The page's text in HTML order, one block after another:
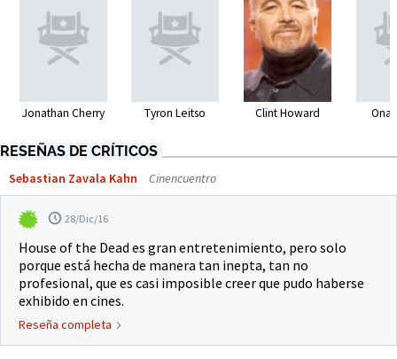
Jonathan Cherry Tyron Leitso Clint Howard Ona
RESEÑAS DE CRÍTICOS
Sebastian Zavala Kahn Cinencuentro
28/Dic/16
House of the Dead es gran entretenimiento, pero solo
porque está hecha de manera tan inepta, tan no
profesional, que es casi imposible creer que pudo haberse
exhibido en cines.
Reseña completa